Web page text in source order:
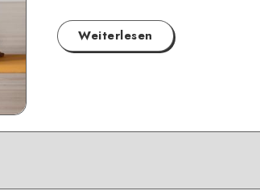
Weiterlesen